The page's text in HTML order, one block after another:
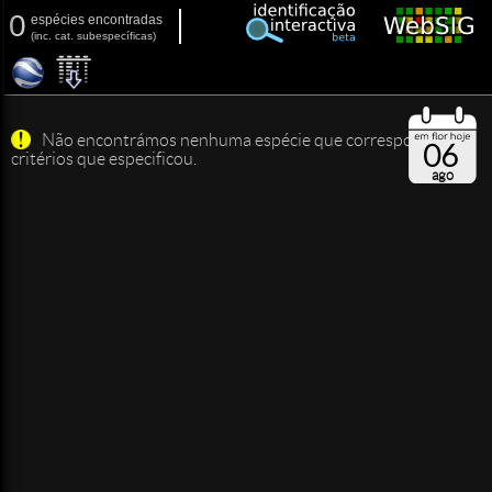
0 espécies encontradas
(inc. cat. subespecíficas)
06
ago
Não encontrámos nenhuma espécie que corresponda aos
critérios que especificou.